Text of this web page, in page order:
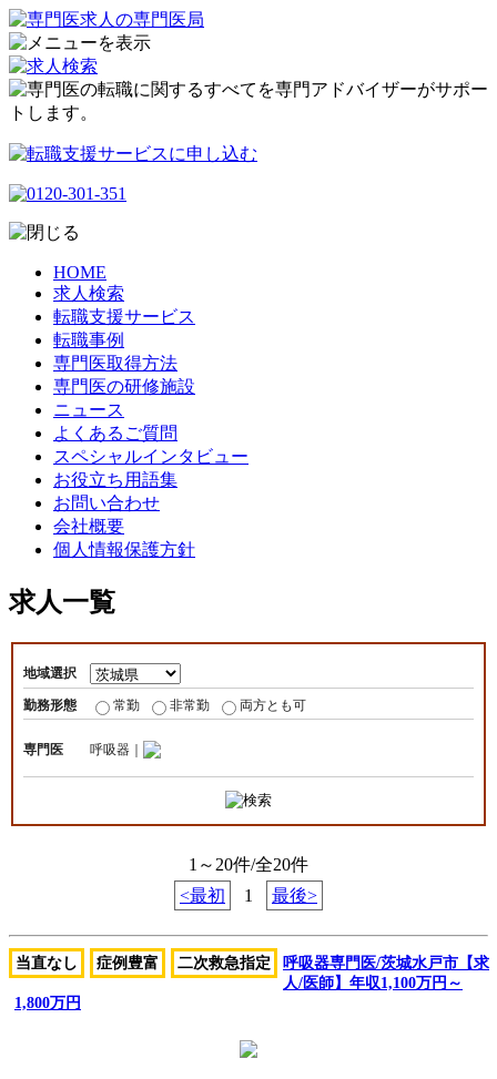
HOME
求人検索
転職支援サービス
転職事例
専門医取得方法
専門医の研修施設
ニュース
よくあるご質問
スペシャルインタビュー
お役立ち用語集
お問い合わせ
会社概要
個人情報保護方針
求人一覧
地域選択
勤務形態 常勤 非常勤 両方とも可
専門医 呼吸器｜
1～20件/全20件
<最初
1 最後>
当直なし 症例豊富 二次救急指定
呼吸器専門医/茨城水戸市【求
人/医師】年収1,100万円～
1,800万円